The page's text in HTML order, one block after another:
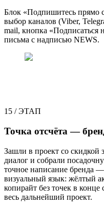
Блок «Подпишитесь прямо
выбор каналов (Viber,
mail, кнопка «Подписаться
письма с надписью NEWS.
15 /ЭТАП
Точка отсчёта —
Зашли в проект со скидкой
диалог и собрали
точное написание
визуальный язык: жёлтый
копирайт без точек в
весь дальнейший проект.